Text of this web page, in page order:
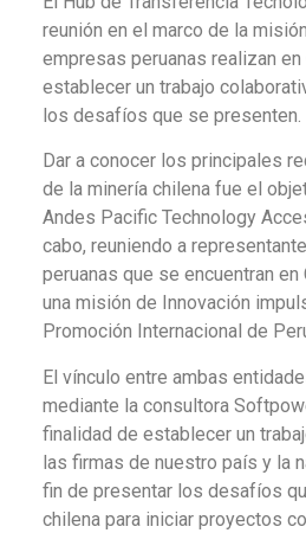
reunión en el marco de la
empresas peruanas realizan
establecer un trabajo
los desafíos que se presenten.
Dar a conocer los principales
de la minería chilena fue el
Andes Pacific Technology
cabo, reuniendo a
peruanas que se encuentran
una misión de Innovación
Promoción Internacional de
El vínculo entre ambas
mediante la consultora
finalidad de establecer un
las firmas de nuestro país y la
fin de presentar los desafíos
chilena para iniciar proyectos